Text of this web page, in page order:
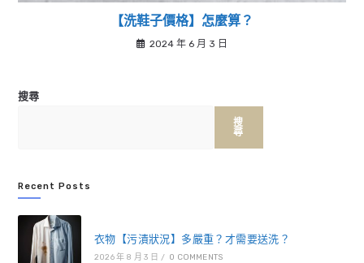
【洗鞋子價格】怎麼算？
2024 年 6 月 3 日
搜尋
搜
尋
Recent Posts
衣物【污漬狀況】多嚴重？才需要送洗？
2026 年 8 月 3 日 / 0 COMMENTS